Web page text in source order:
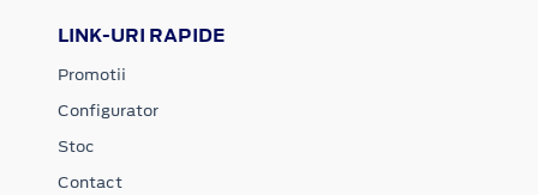
LINK-URI RAPIDE
Promotii
Configurator
Stoc
Contact